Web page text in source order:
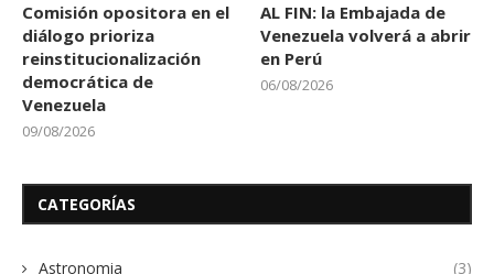
Comisión opositora en el
diálogo prioriza
reinstitucionalización
democrática de
Venezuela
09/08/2026
AL FIN: la Embajada de
Venezuela volverá a abrir
en Perú
06/08/2026
CATEGORÍAS
Astronomia (3)